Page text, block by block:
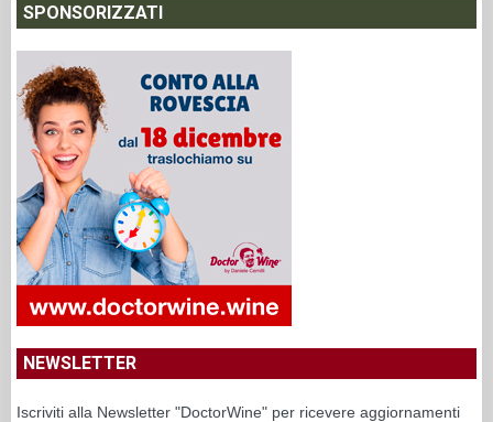
SPONSORIZZATI
NEWSLETTER
Iscriviti alla Newsletter "DoctorWine" per ricevere aggiornamenti